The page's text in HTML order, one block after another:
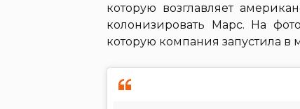
которую возглавляет
колонизировать Марс. На
которую компания запустила в